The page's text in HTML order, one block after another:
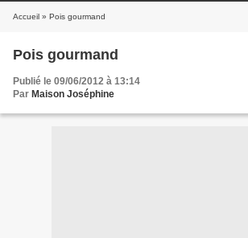
Accueil » Pois gourmand
Pois gourmand
Publié le 09/06/2012 à 13:14
Par Maison Joséphine